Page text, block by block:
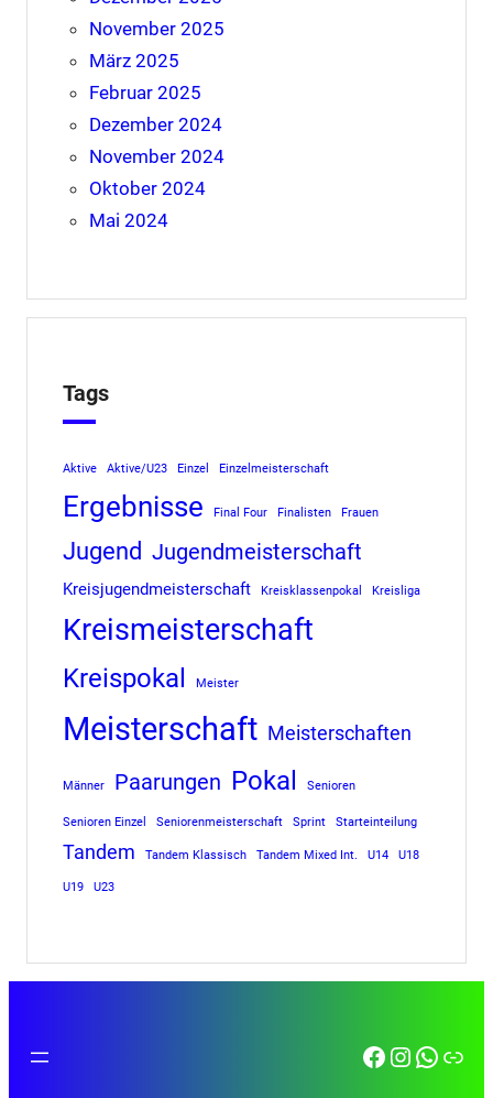
November 2025
März 2025
Februar 2025
Dezember 2024
November 2024
Oktober 2024
Mai 2024
Tags
Aktive Aktive/U23 Einzel Einzelmeisterschaft
Ergebnisse Final Four Finalisten Frauen
Jugend Jugendmeisterschaft
Kreisjugendmeisterschaft Kreisklassenpokal Kreisliga
Kreismeisterschaft
Kreispokal Meister
Meisterschaft Meisterschaften
Männer Paarungen Pokal Senioren
Senioren Einzel Seniorenmeisterschaft Sprint Starteinteilung
Tandem Tandem Klassisch Tandem Mixed Int. U14 U18
U19 U23
Facebook
Link